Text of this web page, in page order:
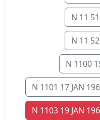
N 11
N 11
N 1100
N 1101 17 JAN
N 1103 19 JAN